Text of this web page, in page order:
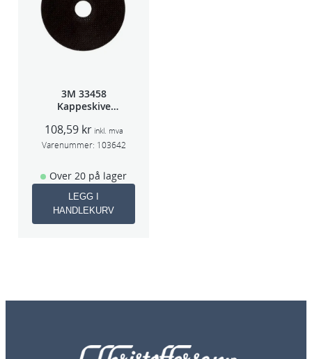
3M 33458
Kappeskive
5stk/pk pris/stk
108,59 kr inkl. mva
Varenummer: 103642
Over 20 på lager
LEGG I
HANDLEKURV